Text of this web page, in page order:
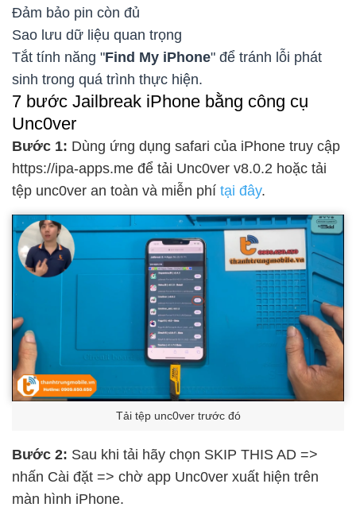
Đảm bảo pin còn đủ
Sao lưu dữ liệu quan trọng
Tắt tính năng "Find My iPhone" để tránh lỗi phát
sinh trong quá trình thực hiện.
7 bước Jailbreak iPhone bằng công cụ
Unc0ver
Bước 1: Dùng ứng dụng safari của iPhone truy cập
https://ipa-apps.me để tải Unc0ver v8.0.2 hoặc tải
tệp unc0ver an toàn và miễn phí tại đây.
Tải tệp unc0ver trước đó
Bước 2: Sau khi tải hãy chọn SKIP THIS AD =>
nhấn Cài đặt => chờ app Unc0ver xuất hiện trên
màn hình iPhone.